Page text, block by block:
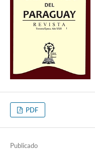
PDF
Publicado